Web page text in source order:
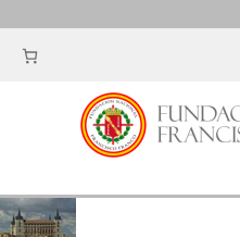
al
contenido